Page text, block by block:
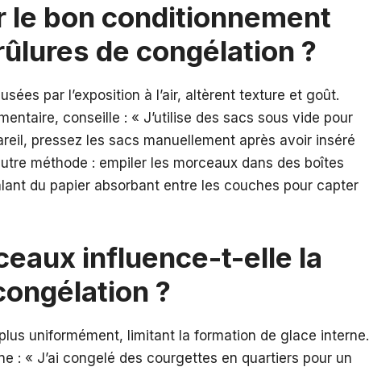
le bon conditionnement
de congélation ?
par l’exposition à l’air, altèrent texture et goût.
conseille : « J’utilise des sacs sous vide pour
pressez les sacs manuellement après avoir inséré
méthode : empiler les morceaux dans des boîtes
du papier absorbant entre les couches pour capter
influence-t-elle la
?
uniformément, limitant la formation de glace interne.
: « J’ai congelé des courgettes en quartiers pour un